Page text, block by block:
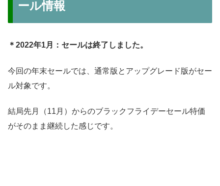
ール情報
＊2022年1月：セールは終了しました。
今回の年末セールでは、通常版とアップグレード版がセー
ル対象です。
結局先月（11月）からのブラックフライデーセール特価
がそのまま継続した感じです。